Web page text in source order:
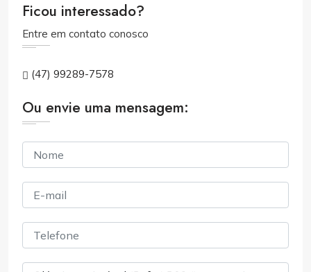
Ficou interessado?
Entre em contato conosco
(47) 99289-7578
Ou envie uma mensagem: